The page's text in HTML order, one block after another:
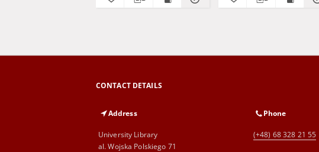
CONTACT DETAILS
Address
University Library
al. Wojska Polskiego 71
Phone
(+48) 68 328 21 55